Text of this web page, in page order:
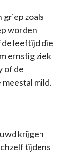
griep zoals
worden
leeftijd die
ernstig ziek
of de
mild.
krijgen
tijdens